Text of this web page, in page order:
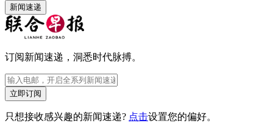
新闻速递
订阅新闻速递，洞悉时代脉搏。
立即订阅
只想接收感兴趣的新闻速递? 点击设置您的偏好。